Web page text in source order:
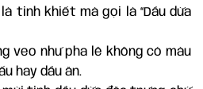
tinh khiết mà gọi là “Dầu dừa
veo như pha lê không có màu
hay dầu ăn.